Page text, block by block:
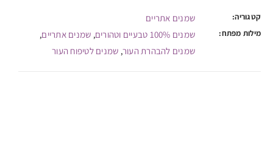
קטגוריה: שמנים אתריים
מילות מפתח: שמנים 100% טבעיים וטהורים , שמנים אתריים,
שמנים להבהרת העור, שמנים לטיפוח העור